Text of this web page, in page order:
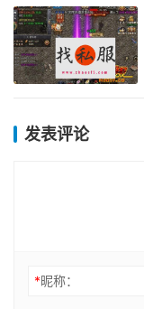
发表评论
*昵称：